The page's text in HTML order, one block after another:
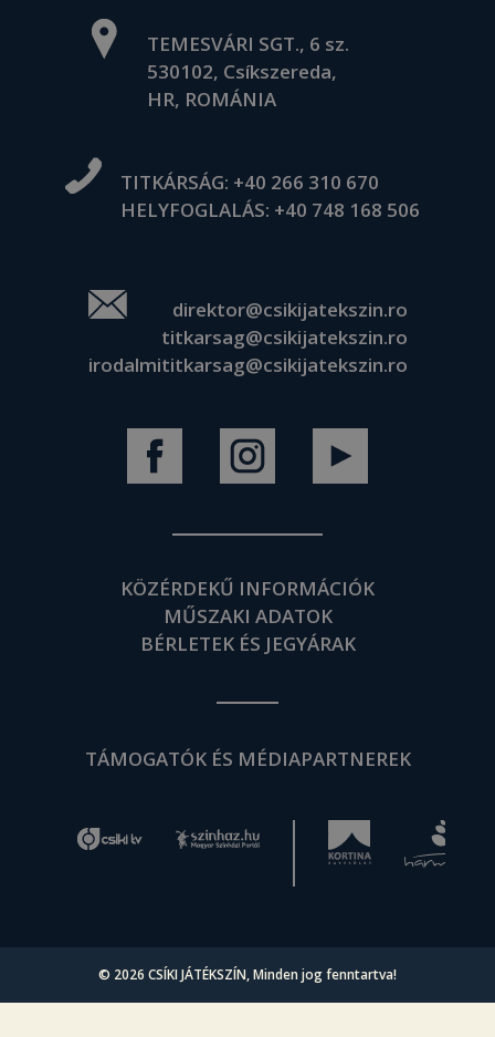
TEMESVÁRI SGT., 6 sz.
530102, Csíkszereda,
HR, ROMÁNIA
TITKÁRSÁG: +40 266 310 670
HELYFOGLALÁS: +40 748 168 506
direktor@csikijatekszin.ro
titkarsag@csikijatekszin.ro
irodalmititkarsag@csikijatekszin.ro
KÖZÉRDEKŰ INFORMÁCIÓK
MŰSZAKI ADATOK
BÉRLETEK ÉS JEGYÁRAK
TÁMOGATÓK ÉS MÉDIAPARTNEREK
© 2026 CSÍKI JÁTÉKSZÍN, Minden jog fenntartva!